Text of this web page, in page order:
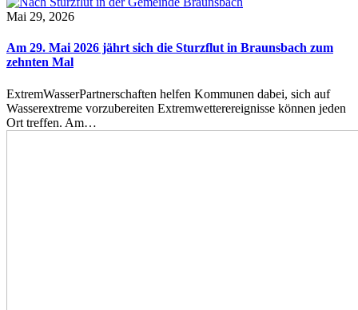
Mai 29, 2026
Am 29. Mai 2026 jährt sich die Sturzflut in Braunsbach zum
zehnten Mal
ExtremWasserPartnerschaften helfen Kommunen dabei, sich auf
Wasserextreme vorzubereiten Extremwetterereignisse können jeden
Ort treffen. Am…